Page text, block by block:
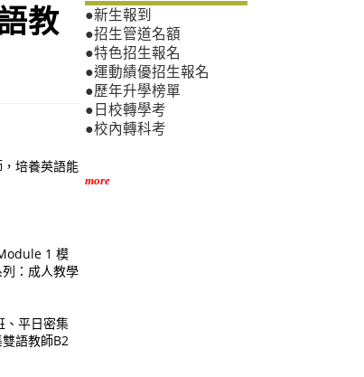
教
培養英語能
1 模
：成人教學
、平日密集
語教師B2
●新生報到
●招生管道名額
●特色招生報名
●運動績優招生報名
●歷年升學榜單
●日校轉學考
●校內轉科考
more